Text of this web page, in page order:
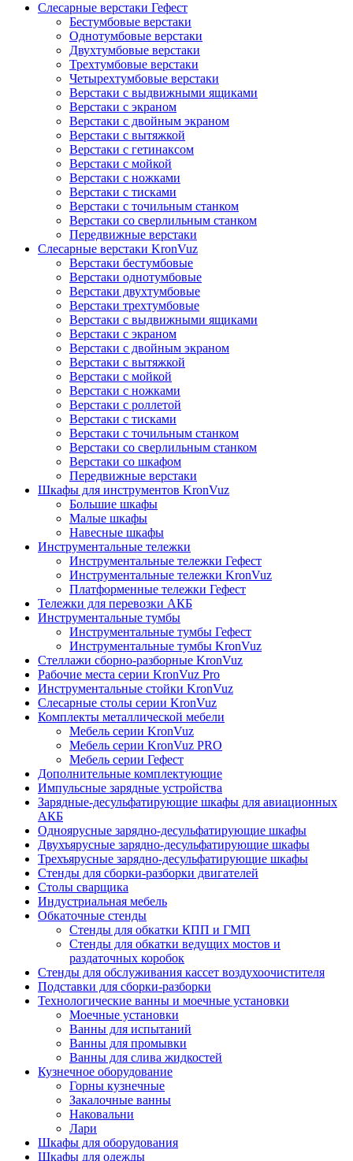
Слесарные верстаки Гефест
Бестумбовые верстаки
Однотумбовые верстаки
Двухтумбовые верстаки
Трехтумбовые верстаки
Четырехтумбовые верстаки
Верстаки с выдвижными ящиками
Верстаки с экраном
Верстаки с двойным экраном
Верстаки с вытяжкой
Верстаки с гетинаксом
Верстаки с мойкой
Верстаки с ножками
Верстаки с тисками
Верстаки с точильным станком
Верстаки со сверлильным станком
Передвижные верстаки
Слесарные верстаки KronVuz
Верстаки бестумбовые
Верстаки однотумбовые
Верстаки двухтумбовые
Верстаки трехтумбовые
Верстаки с выдвижными ящиками
Верстаки с экраном
Верстаки с двойным экраном
Верстаки с вытяжкой
Верстаки с мойкой
Верстаки с ножками
Верстаки с роллетой
Верстаки с тисками
Верстаки с точильным станком
Верстаки со сверлильным станком
Верстаки со шкафом
Передвижные верстаки
Шкафы для инструментов KronVuz
Большие шкафы
Малые шкафы
Навесные шкафы
Инструментальные тележки
Инструментальные тележки Гефест
Инструментальные тележки KronVuz
Платформенные тележки Гефест
Тележки для перевозки АКБ
Инструментальные тумбы
Инструментальные тумбы Гефест
Инструментальные тумбы KronVuz
Стеллажи сборно-разборные KronVuz
Рабочие места серии KronVuz Pro
Инструментальные стойки KronVuz
Слесарные столы серии KronVuz
Комплекты металлической мебели
Мебель серии KronVuz
Мебель серии KronVuz PRO
Мебель серии Гефест
Дополнительные комплектующие
Импульсные зарядные устройства
Зарядные-десульфатирующие шкафы для авиационных
АКБ
Одноярусные зарядно-десульфатирующие шкафы
Двухъярусные зарядно-десульфатирующие шкафы
Трехъярусные зарядно-десульфатирующие шкафы
Стенды для сборки-разборки двигателей
Столы сварщика
Индустриальная мебель
Обкаточные стенды
Стенды для обкатки КПП и ГМП
Стенды для обкатки ведущих мостов и
раздаточных коробок
Стенды для обслуживания кассет воздухоочистителя
Подставки для сборки-разборки
Технологические ванны и моечные установки
Моечные установки
Ванны для испытаний
Ванны для промывки
Ванны для слива жидкостей
Кузнечное оборудование
Горны кузнечные
Закалочные ванны
Наковальни
Лари
Шкафы для оборудования
Шкафы для одежды